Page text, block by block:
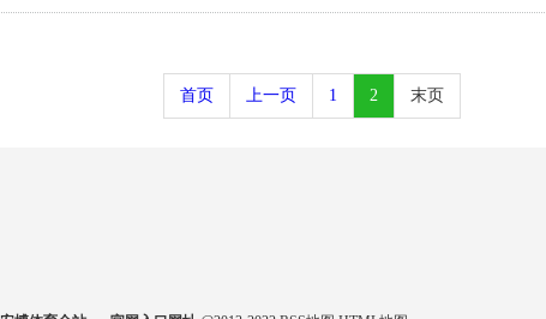
首页 上一页 1 2 末页